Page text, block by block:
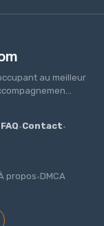
au meilleur
FAQ·Contact·
propos·DMCA